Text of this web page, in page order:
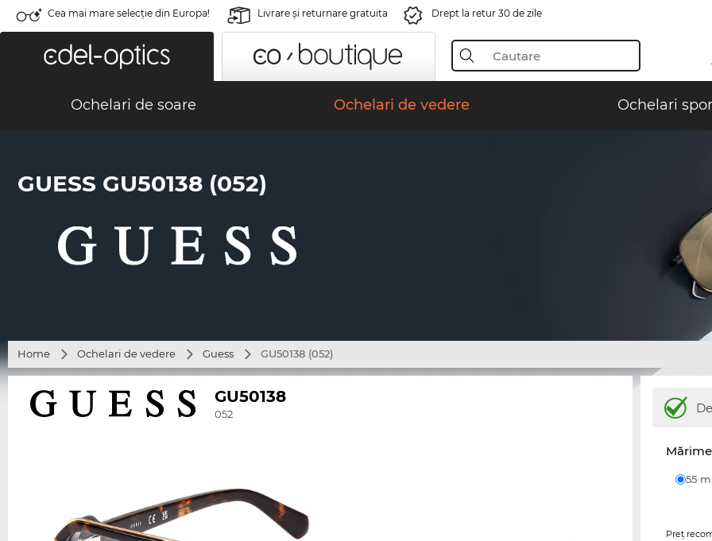
Cea mai mare selecție din Europa! Livrare şi returnare gratuita Drept la retur 30 de zile
Ochelari de soare Ochelari de vedere Ochelari
GUESS GU50138 (052)
Home Ochelari de vedere Guess GU50138 (052)
GU50138
052
55
Preţ